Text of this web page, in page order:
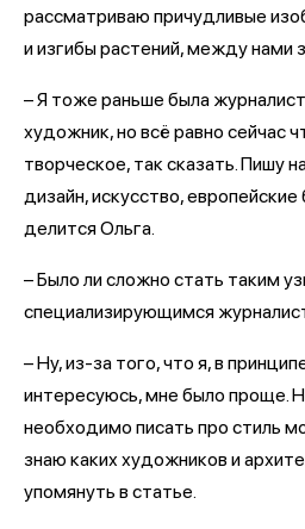
рассматриваю причудливые
и изгибы растений, между нами
– Я тоже раньше была
художник, но всё равно сейчас
творческое, так сказать. Пишу
дизайн, искусство,
делится Ольга.
– Было ли сложно стать таким
специализирующимся
– Ну, из-за того, что я, в
интересуюсь, мне было проще.
необходимо писать про стиль
знаю каких художников и
упомянуть в статье.